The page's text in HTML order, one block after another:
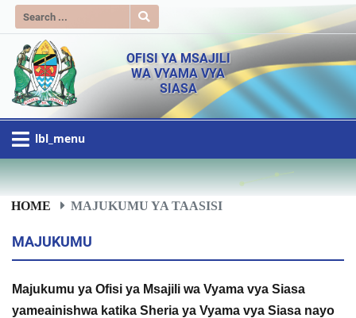
OFISI YA MSAJILI
WA VYAMA VYA
SIASA
lbl_menu
HOME MAJUKUMU YA TAASISI
MAJUKUMU
Majukumu ya Ofisi ya Msajili wa Vyama vya Siasa
yameainishwa katika Sheria ya Vyama vya Siasa nayo